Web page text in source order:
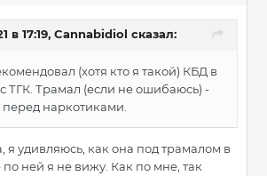
в 17:19, Cannabidiol сказал:
(хотя кто я такой) КБД в
ТГК. Трамал (если не ошибаюсь) -
перед наркотиками.
я удивляюсь, как она под трамалом в
по ней я не вижу. Как по мне, так